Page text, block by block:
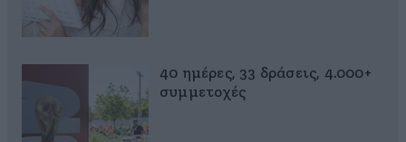
40 ημέρες, 33 δράσεις, 4.000+
συμμετοχές